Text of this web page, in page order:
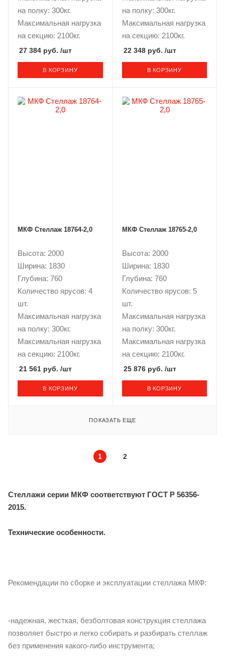
на полку: 300кг.
Максимальная нагрузка
на секцию: 2100кг.
27 384 руб. /шт
В КОРЗИНУ
на полку: 300кг.
Максимальная нагрузка
на секцию: 2100кг.
22 348 руб. /шт
В КОРЗИНУ
МКФ Стеллаж 18764-2,0
Высота: 2000
Ширина: 1830
Глубина: 760
Количество ярусов: 4
шт.
Максимальная нагрузка
на полку: 300кг.
Максимальная нагрузка
на секцию: 2100кг.
21 561 руб. /шт
В КОРЗИНУ
МКФ Стеллаж 18765-2,0
Высота: 2000
Ширина: 1830
Глубина: 760
Количество ярусов: 5
шт.
Максимальная нагрузка
на полку: 300кг.
Максимальная нагрузка
на секцию: 2100кг.
25 876 руб. /шт
В КОРЗИНУ
ПОКАЗАТЬ ЕЩЕ
1 2
Стеллажи серии МКФ соответствуют ГОСТ Р 56356-
2015.
Технические особенности.
Рекомендации по сборке и эксплуатации стеллажа МКФ:
-надежная, жесткая, безболтовая конструкция стеллажа
позволяет быстро и легко собирать и разбирать стеллаж
без применения какого-либо инструмента;